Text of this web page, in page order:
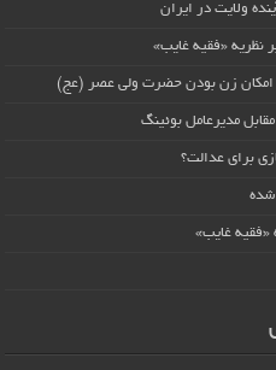
ولایت در ایران
نظریه «فقیه غایب»
امکان زن بودن حضرت ولی عصر (عج)
مدیرعامل بوئینگ
برای عدالت؟
شده
«فقیه غایب»